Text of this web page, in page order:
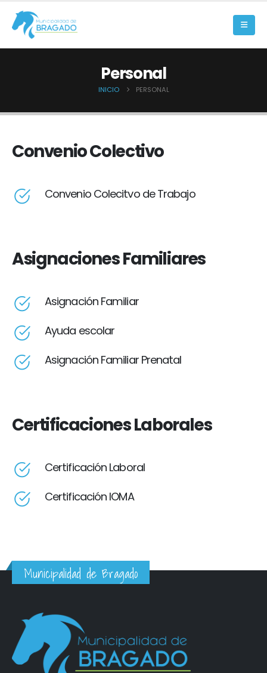
Personal
INICIO PERSONAL
Convenio Colectivo
Convenio Colecitvo de Trabajo
Asignaciones Familiares
Asignación Familiar
Ayuda escolar
Asignación Familiar Prenatal
Certificaciones Laborales
Certificación Laboral
Certificación IOMA
Municipalidad de Bragado